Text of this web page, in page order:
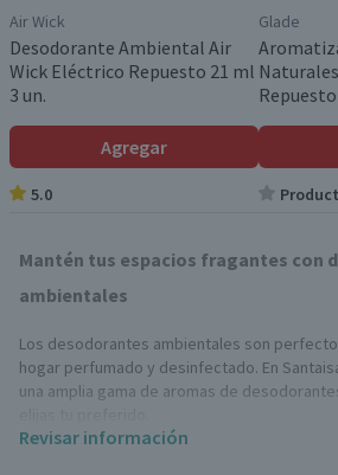
Air Wick
Desodorante Ambiental Air
Wick Eléctrico Repuesto 21 ml
3 un.
Agregar
5.0
Glade
Mantén tus espacios fragantes con
ambientales
Los desodorantes ambientales son
hogar perfumado y desinfectado. En
una amplia gama de aromas de
Revisar información